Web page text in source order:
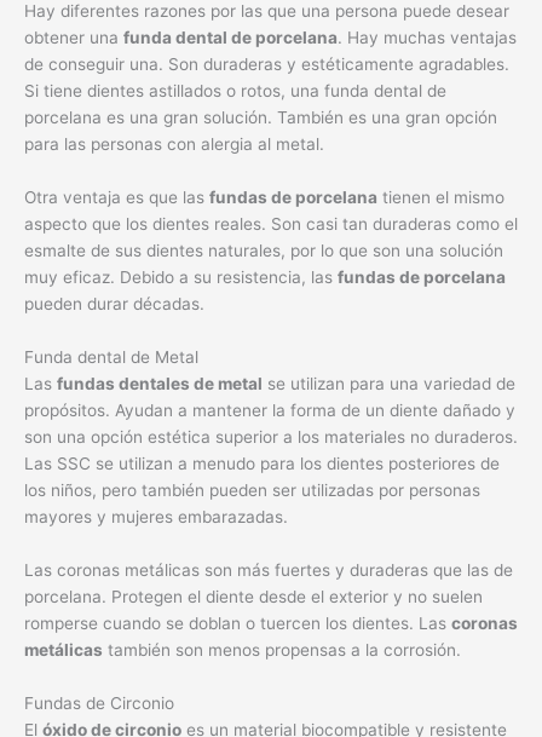
Hay diferentes razones por las que una persona puede desear
obtener una funda dental de porcelana. Hay muchas ventajas
de conseguir una. Son duraderas y estéticamente agradables.
Si tiene dientes astillados o rotos, una funda dental de
porcelana es una gran solución. También es una gran opción
para las personas con alergia al metal.
Otra ventaja es que las fundas de porcelana tienen el mismo
aspecto que los dientes reales. Son casi tan duraderas como el
esmalte de sus dientes naturales, por lo que son una solución
muy eficaz. Debido a su resistencia, las fundas de porcelana
pueden durar décadas.
Funda dental de Metal
Las fundas dentales de metal se utilizan para una variedad de
propósitos. Ayudan a mantener la forma de un diente dañado y
son una opción estética superior a los materiales no duraderos.
Las SSC se utilizan a menudo para los dientes posteriores de
los niños, pero también pueden ser utilizadas por personas
mayores y mujeres embarazadas.
Las coronas metálicas son más fuertes y duraderas que las de
porcelana. Protegen el diente desde el exterior y no suelen
romperse cuando se doblan o tuercen los dientes. Las coronas
metálicas también son menos propensas a la corrosión.
Fundas de Circonio
El óxido de circonio es un material biocompatible y resistente